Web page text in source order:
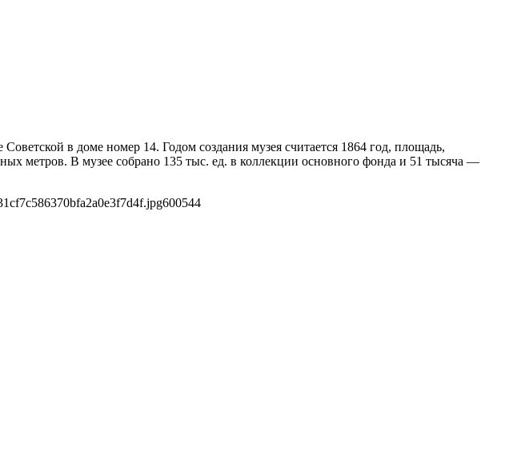
в доме номер 14. Годом создания музея считается 1864 год, площадь,
метров. В музее собрано 135 тыс. ед. в коллекции основного фонда и 51 тысяча —
600544